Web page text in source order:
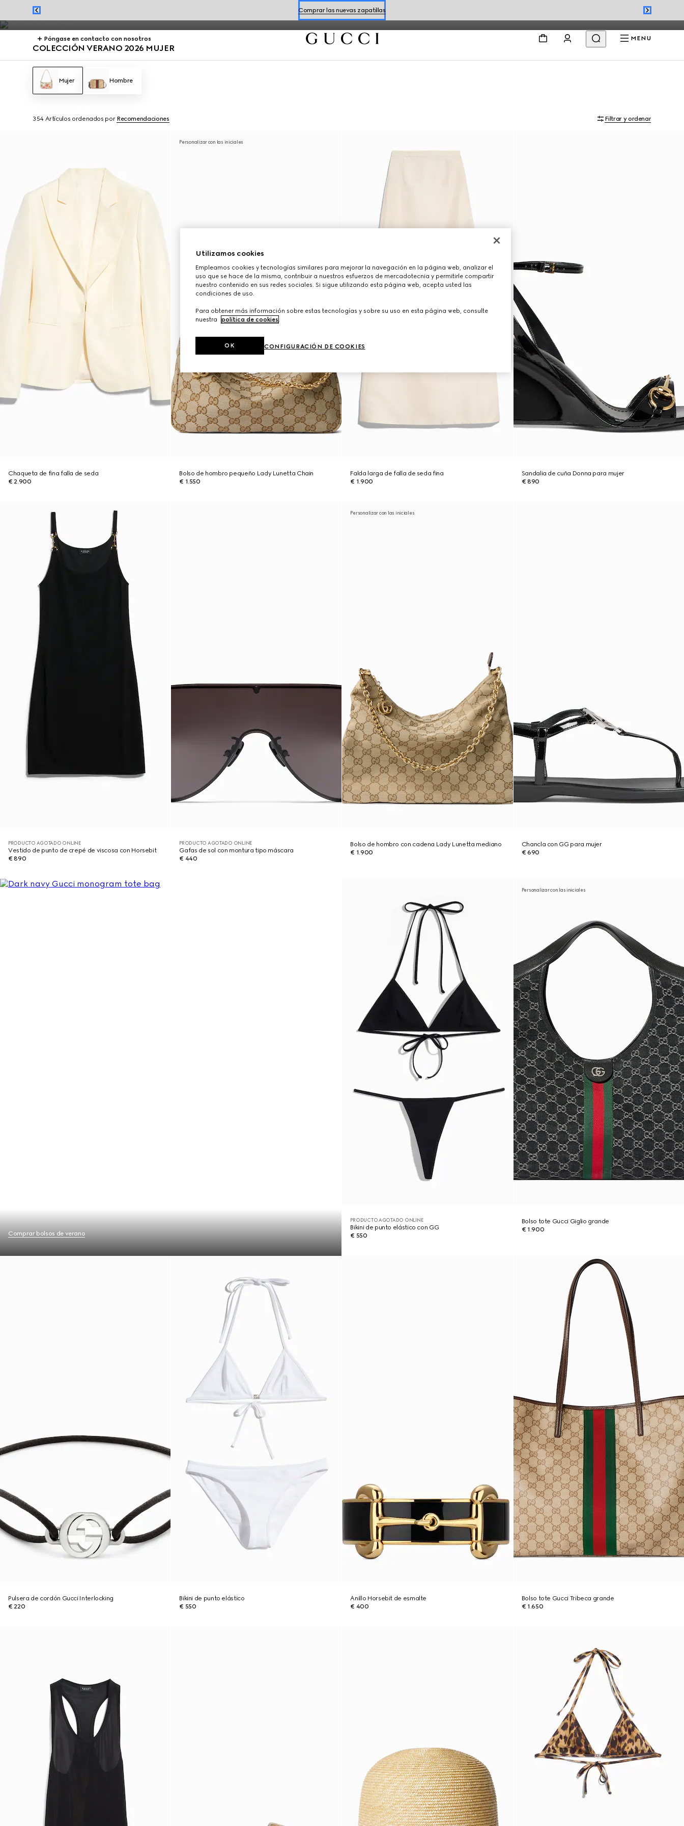
Comprar las nuevas zapatillas
Reserve una cita
Póngase en contacto con nosotros MENU
Vestidos y bolsos de verano, de Jackie 1961 a Gucci Giglio, destacan el motivo Flora, perfecto para la temporada.
COLECCIÓN VERANO 2026 MUJER
Mujer Hombre
354 Artículos ordenados por Recomendaciones Filtrar y ordenar
Chaqueta de fina falla de seda
€ 2.900
Personalizar con las iniciales
Bolso de hombro pequeño Lady Lunetta Chain
€ 1.550
Falda larga de falla de seda fina
€ 1.900
Sandalia de cuña Donna para mujer
€ 890
PRODUCTO AGOTADO ONLINE
Vestido de punto de crepé de viscosa con Horsebit
€ 890
PRODUCTO AGOTADO ONLINE
Gafas de sol con montura tipo máscara
€ 440
Personalizar con las iniciales
Bolso de hombro con cadena Lady Lunetta mediano
€ 1.900
Chancla con GG para mujer
€ 690
Comprar bolsos de verano
PRODUCTO AGOTADO ONLINE
Bikini de punto elástico con GG
€ 550
Personalizar con las iniciales
Bolso tote Gucci Giglio grande
€ 1.900
Pulsera de cordón Gucci Interlocking
€ 220
Bikini de punto elástico
€ 550
Anillo Horsebit de esmalte
€ 400
Bolso tote Gucci Tribeca grande
€ 1.650
Utilizamos cookies
Empleamos cookies y tecnologías similares para mejorar la navegación en la página web, analizar el
uso que se hace de la misma, contribuir a nuestros esfuerzos de mercadotecnia y permitirle compartir
nuestro contenido en sus redes sociales. Si sigue utilizando esta página web, acepta usted las
condiciones de uso.
Para obtener más información sobre estas tecnologías y sobre su uso en esta página web, consulte
nuestra
política de cookies.
CONFIGURACIÓN DE COOKIES
OK